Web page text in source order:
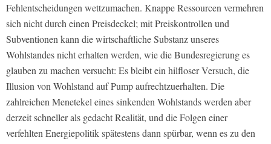
Fehlentscheidungen wettzumachen. Knappe Ressourcen vermehren
sich nicht durch einen Preisdeckel; mit Preiskontrollen und
Subventionen kann die wirtschaftliche Substanz unseres
Wohlstandes nicht erhalten werden, wie die Bundesregierung es
glauben zu machen versucht: Es bleibt ein hilfloser Versuch, die
Illusion von Wohlstand auf Pump aufrechtzuerhalten. Die
zahlreichen Menetekel eines sinkenden Wohlstands werden aber
derzeit schneller als gedacht Realität, und die Folgen einer
verfehlten Energiepolitik spätestens dann spürbar, wenn es zu den